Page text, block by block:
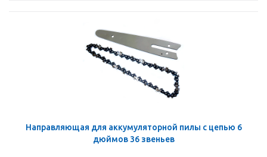
Направляющая для аккумуляторной пилы с цепью 6
дюймов 36 звеньев